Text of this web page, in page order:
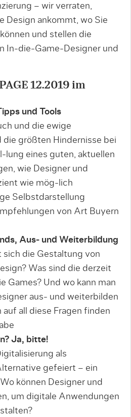
– wir verraten,
Design ankommt, wo Sie
und stellen die
In-die-Game-Designer und
12.2019 im
und Tools
und die ewige
die größten Hindernisse bei
lung eines guten, aktuellen
wie Designer und
wie mög-lich
Selbstdarstellung
von Art Buyern
Aus- und Weiterbildung
die Gestaltung von
Was sind die derzeit
Games? Und wo kann man
aus- und weiterbilden
auf all diese Fragen finden
Ja, bitte!
als
gefeiert – ein
können Designer und
um digitale Anwendungen